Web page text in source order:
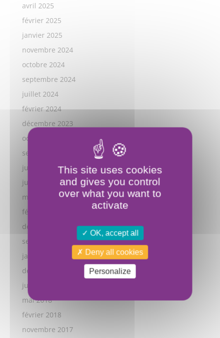
avril 2025
février 2025
janvier 2025
novembre 2024
octobre 2024
septembre 2024
juillet 2024
février 2024
décembre 2023
octobre 2023
septembre 2023
juillet 2023
juillet 2022
mars 2022
février 2022
décembre 2021
septembre 2021
janvier 2019
décembre 2018
juillet 2018
mai 2018
février 2018
novembre 2017
This site uses cookies
and gives you control
over what you want to
activate
OK, accept all
Deny all cookies
Personalize